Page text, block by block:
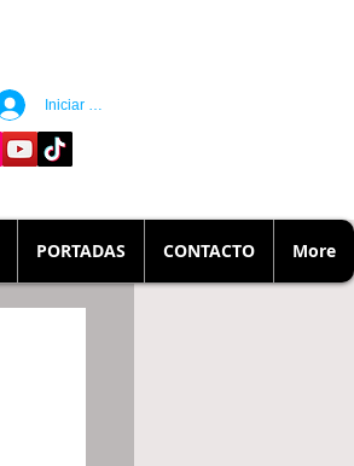
Iniciar sesión
PORTADAS CONTACTO More